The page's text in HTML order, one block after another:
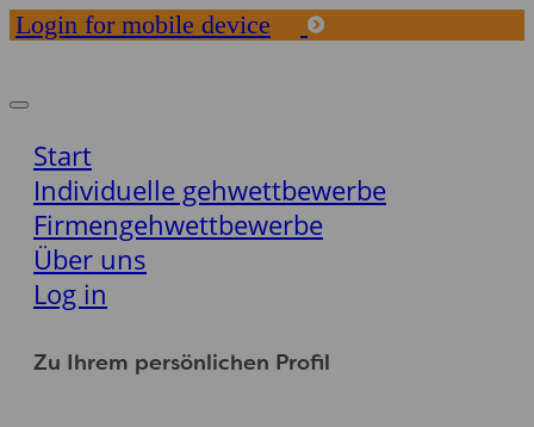
Login for mobile device
Toggle
Start
Individuelle gehwettbewerbe
Firmengehwettbewerbe
Über uns
Log in
Zu Ihrem persönlichen Profil